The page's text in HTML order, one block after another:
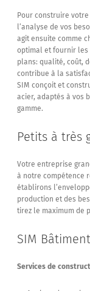
Pour construire votre
l’analyse de vos
agit ensuite comme
optimal et fournir
plans: qualité, coût,
contribue à la
SIM conçoit et
acier, adaptés à vos
gamme.
Petits à très
Votre entreprise
à notre compétence
établirons
production et des
tirez le maximum de
SIM
Services de